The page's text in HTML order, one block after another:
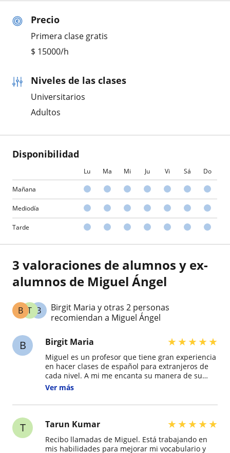
Precio
Primera clase gratis
$ 15000/h
Niveles de las clases
Universitarios
Adultos
Disponibilidad
Lu Ma Mi Ju Vi Sá Do
Mañana
Mediodía
Tarde
3 valoraciones de alumnos y ex-
alumnos de Miguel Ángel
B
T
B
Birgit Maria y otras 2 personas
recomiendan a Miguel Ángel
B Birgit Maria ★★★★★
Miguel es un profesor que tiene gran experiencia
en hacer clases de español para extranjeros de
cada nivel. A mi me encanta su manera de su
enseñanza, porque sus clases son ordenadas,
estructuras gramaticales con muchos ejemplos y
cuando le pregunte la misma cosa por la quinta
vez. Pero lo más importante es que sus clases
son divertidas, nos reímos mucho, así que el
tiempo pasa volando. Debido a su gran
Ver más
T Tarun Kumar ★★★★★
Recibo llamadas de Miguel. Está trabajando en
mis habilidades para mejorar mi vocabulario y